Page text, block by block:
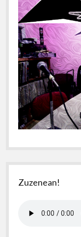
Zuzenean!